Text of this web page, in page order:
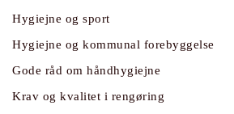
Hygiejne og sport
Hygiejne og kommunal forebyggelse
Gode råd om håndhygiejne
Krav og kvalitet i rengøring